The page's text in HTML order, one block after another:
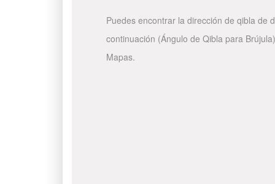
Puedes encontrar la dirección de qibla de
continuación (Ángulo de Qibla para
Mapas.